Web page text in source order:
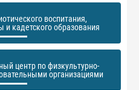
воспитания,
и кадетского образования
центр по физкультурно-
организациями